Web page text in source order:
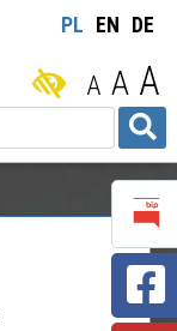
PL EN DE
A A A